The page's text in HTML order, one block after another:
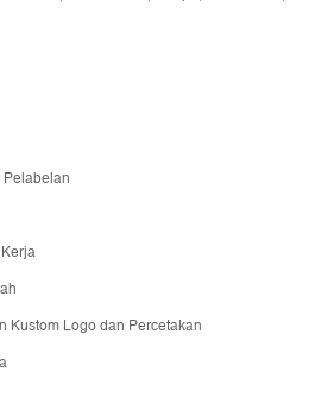
Pelabelan
Kustom Logo dan Percetakan